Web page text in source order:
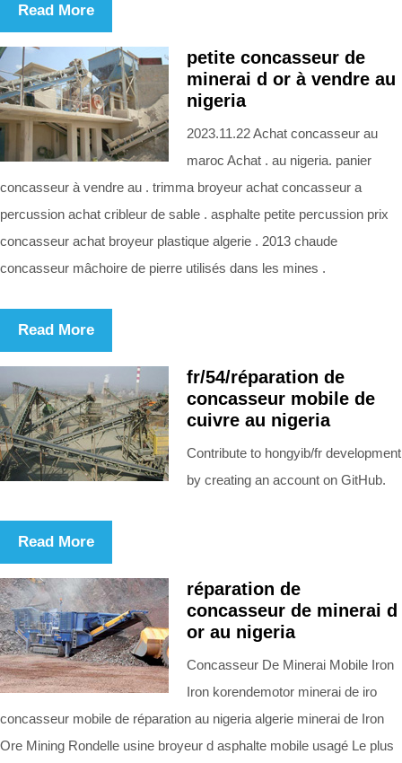
Read More
petite concasseur de
minerai d or à vendre au
nigeria
2023.11.22 Achat concasseur au
maroc Achat . au nigeria. panier
concasseur à vendre au . trimma broyeur achat concasseur a
percussion achat cribleur de sable . asphalte petite percussion prix
concasseur achat broyeur plastique algerie . 2013 chaude
concasseur mâchoire de pierre utilisés dans les mines .
Read More
fr/54/réparation de
concasseur mobile de
cuivre au nigeria
Contribute to hongyib/fr development
by creating an account on GitHub.
Read More
réparation de
concasseur de minerai d
or au nigeria
Concasseur De Minerai Mobile Iron
Iron korendemotor minerai de iro
concasseur mobile de réparation au nigeria algerie minerai de Iron
Ore Mining Rondelle usine broyeur d asphalte mobile usagé Le plus